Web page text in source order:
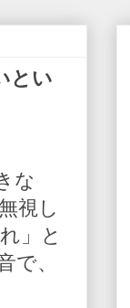
とい
な
視し
」と
で、